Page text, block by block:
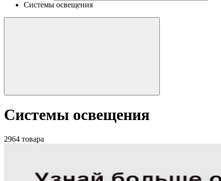
Системы освещения
Системы освещения
2964 товара